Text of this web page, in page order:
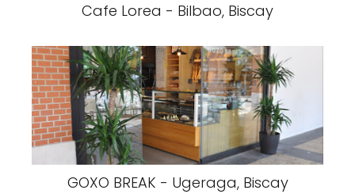
Cafe Lorea - Bilbao, Biscay
GOXO BREAK - Ugeraga, Biscay